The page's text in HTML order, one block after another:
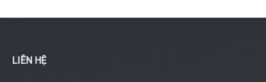
LIÊN HỆ